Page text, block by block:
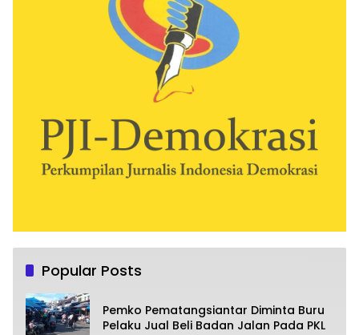
Popular Posts
Pemko Pematangsiantar Diminta Buru
Pelaku Jual Beli Badan Jalan Pada PKL